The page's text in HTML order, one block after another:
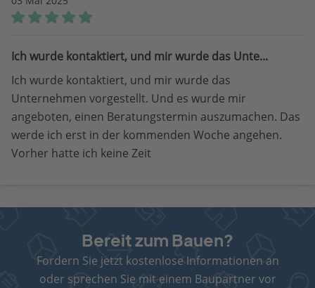
Ich wurde kontaktiert, und mir wurde das Unte...
Ich wurde kontaktiert, und mir wurde das
Unternehmen vorgestellt. Und es wurde mir
angeboten, einen Beratungstermin auszumachen. Das
werde ich erst in der kommenden Woche angehen.
Vorher hatte ich keine Zeit
Bereit zum Bauen?
Fordern Sie jetzt kostenlose Informationen an
oder sprechen Sie mit einem Baupartner vor